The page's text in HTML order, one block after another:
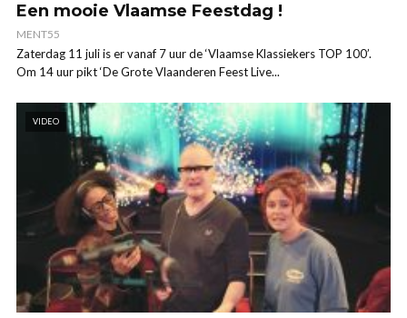
Een mooie Vlaamse Feestdag !
MENT55
Zaterdag 11 juli is er vanaf 7 uur de ‘Vlaamse Klassiekers TOP 100’.
Om 14 uur pikt ‘De Grote Vlaanderen Feest Live...
VIDEO